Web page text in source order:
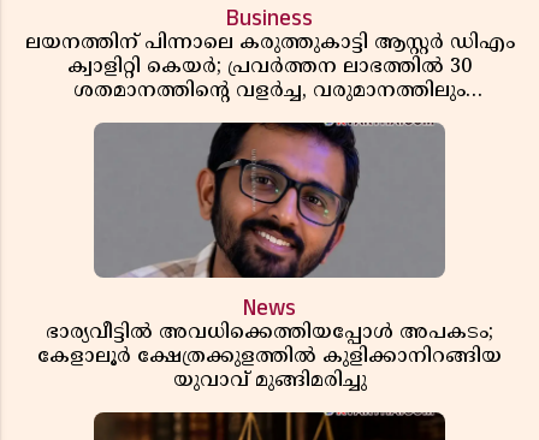
Business
ലയനത്തിന് പിന്നാലെ കരുത്തുകാട്ടി ആസ്റ്റർ ഡിഎം
ക്വാളിറ്റി കെയർ; പ്രവർത്തന ലാഭത്തിൽ 30
ശതമാനത്തിൻ്റെ വളർച്ച, വരുമാനത്തിലും
റിപ്പോർട്ട് പുറത്ത്
News
ഭാര്യവീട്ടിൽ അവധിക്കെത്തിയപ്പോൾ അപകടം;
കേളാലൂർ ക്ഷേത്രക്കുളത്തിൽ കുളിക്കാനിറങ്ങിയ
യുവാവ് മുങ്ങിമരിച്ചു